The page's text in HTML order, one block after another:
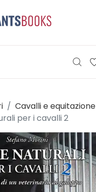
Cavalli e equitazione
per i cavalli 2